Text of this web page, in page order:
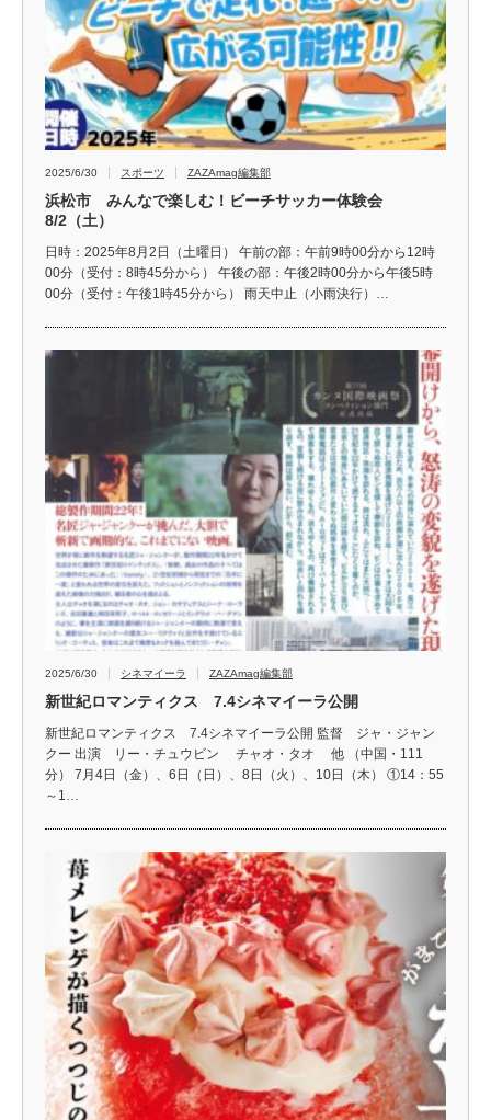
2025/6/30 スポーツ ZAZAmag編集部
浜松市 みんなで楽しむ！ビーチサッカー体験会
8/2（土）
日時：2025年8月2日（土曜日） 午前の部：午前9時00分から12時
00分（受付：8時45分から） 午後の部：午後2時00分から午後5時
00分（受付：午後1時45分から） 雨天中止（小雨決行）…
2025/6/30 シネマイーラ ZAZAmag編集部
新世紀ロマンティクス 7.4シネマイーラ公開
新世紀ロマンティクス 7.4シネマイーラ公開 監督 ジャ・ジャン
クー 出演 リー・チュウビン チャオ・タオ 他 （中国・111
分） 7月4日（金）、6日（日）、8日（火）、10日（木） ①14：55
～1…